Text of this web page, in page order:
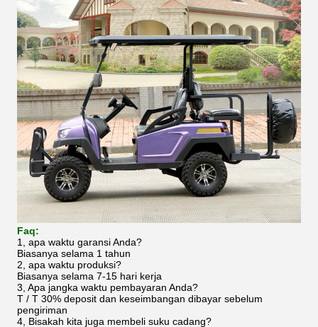
Faq:
1, apa waktu garansi Anda?
Biasanya selama 1 tahun
2, apa waktu produksi?
Biasanya selama 7-15 hari kerja
3, Apa jangka waktu pembayaran Anda?
T / T 30% deposit dan keseimbangan dibayar sebelum
pengiriman
4, Bisakah kita juga membeli suku cadang?